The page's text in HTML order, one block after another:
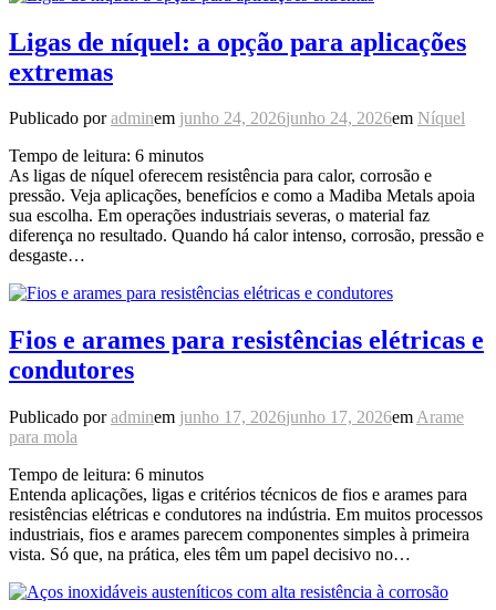
Ligas de níquel: a opção para aplicações
extremas
Publicado poradminem junho 24, 2026junho 24, 2026em Níquel
Tempo de leitura: 6 minutos
As ligas de níquel oferecem resistência para calor, corrosão e
pressão. Veja aplicações, benefícios e como a Madiba Metals apoia
sua escolha. Em operações industriais severas, o material faz
diferença no resultado. Quando há calor intenso, corrosão, pressão e
desgaste…
Fios e arames para resistências elétricas e
condutores
Publicado poradminem junho 17, 2026junho 17, 2026em Arame
para mola
Tempo de leitura: 6 minutos
Entenda aplicações, ligas e critérios técnicos de fios e arames para
resistências elétricas e condutores na indústria. Em muitos processos
industriais, fios e arames parecem componentes simples à primeira
vista. Só que, na prática, eles têm um papel decisivo no…